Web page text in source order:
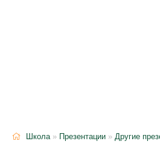
Школа» Презентации » Другие